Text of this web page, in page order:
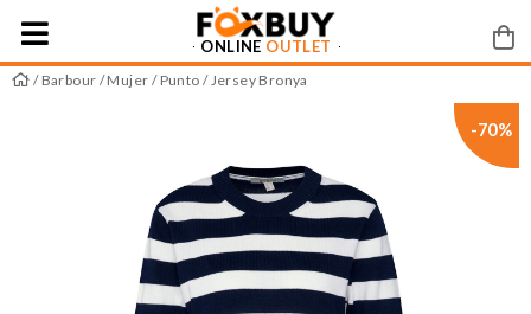
ONLINE OUTLET
/ Barbour /Mujer / Punto / Jersey Bronya
-70%